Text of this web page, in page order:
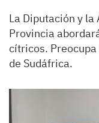
La Diputación y
Provincia
cítricos.
de Sudáfrica.